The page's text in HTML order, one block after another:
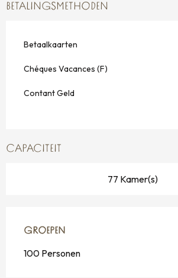
BETALINGSMETHODEN
Betaalkaarten
Chéques Vacances (F)
Contant Geld
CAPACITEIT
77 Kamer(s)
GROEPEN
GROEPEN
100 Personen